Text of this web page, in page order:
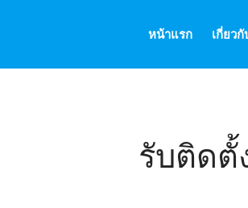
หน้าแรก เกี่ยวกั
รับติดตั้